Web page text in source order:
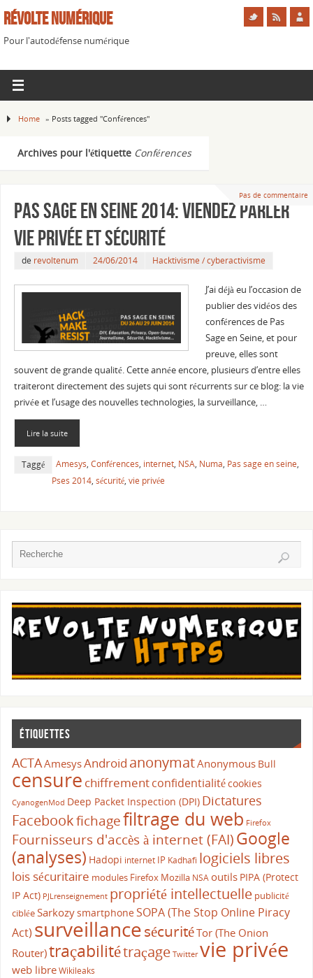
Révolte Numérique
Pour l'autodéfense numérique
Home » Posts tagged "Conférences"
Archives pour l'étiquette Conférences
Pas de commentaire
Pas sage en Seine 2014: viendez parler
vie privée et sécurité
de revoltenum 24/06/2014 Hacktivisme / cyberactivisme
J’ai déjà eu l’occasion de
publier des vidéos des
conférences de Pas
Sage en Seine, et pour
preuve, elles sont
souvent de grande qualité. Cette année encore, plusieurs d’entre elles
traiteront directement des sujets qui sont récurrents sur ce blog: la vie
privée et l’usage des nouvelles technologies, la surveillance, …
Lire la suite
Taggé Amesys, Conférences, internet, NSA, Numa, Pas sage en seine,
Pses 2014, sécurité, vie privée
Étiquettes
ACTAAmesysAndroid anonymatAnonymous Bull
censure chiffrementconfidentialitécookies
CyanogenMod Deep Packet Inspection (DPI) Dictatures
Facebookfichagefiltrage du web Firefox
Fournisseurs d'accès à internet (FAI)Google
(analyses) Hadopi internet IP Kadhafi logiciels libres
lois sécuritaire modules Firefox Mozilla NSA outils PIPA (Protect
IP Act) PJLrenseignement propriété intellectuelle publicité
cibléeSarkozysmartphoneSOPA (The Stop Online Piracy
Act) surveillancesécuritéTor (The Onion
Router)traçabilitétraçage Twitter vie privée
web libreWikileaks